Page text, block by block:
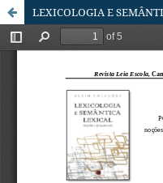
LEXICOLOGIA E